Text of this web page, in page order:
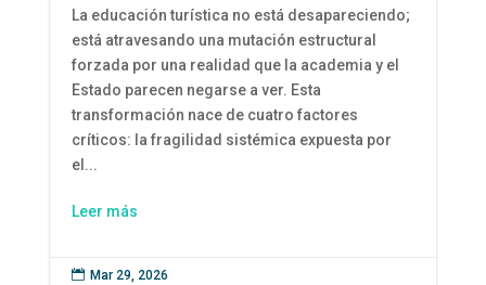
La educación turística no está desapareciendo;
está atravesando una mutación estructural
forzada por una realidad que la academia y el
Estado parecen negarse a ver. Esta
transformación nace de cuatro factores
críticos: la fragilidad sistémica expuesta por
el...
Leer más
 Mar 29, 2026